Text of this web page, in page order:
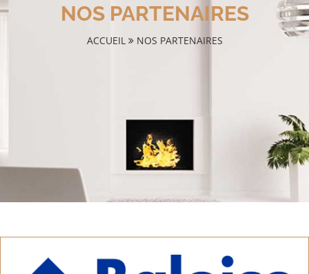
NOS PARTENAIRES
ACCUEIL NOS PARTENAIRES